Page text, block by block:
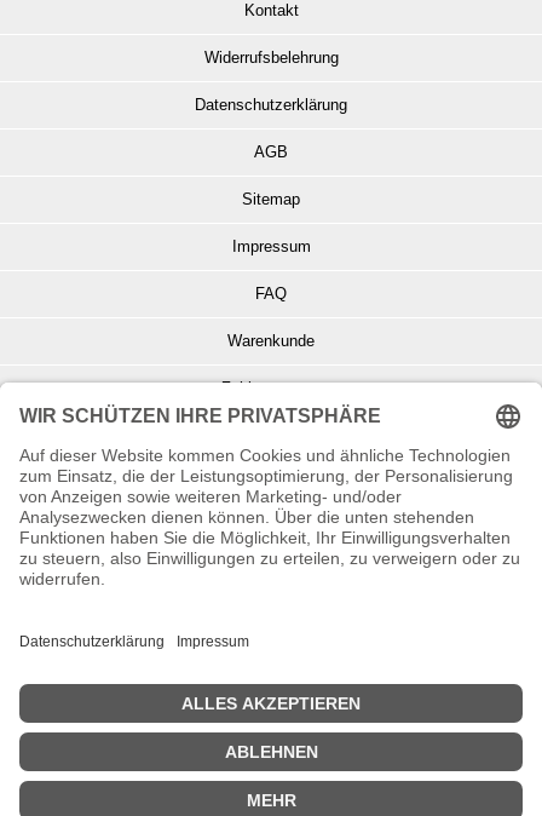
Kontakt
Widerrufsbelehrung
Datenschutzerklärung
AGB
Sitemap
Impressum
FAQ
Warenkunde
Zahlungsarten
Info zu Elektro- u. Elektronikgeräten
Batterieentsorgung
Informationen zur Echtheit von Kundenbewertungen
© Copyright 2026 Wohnambiente-Shop